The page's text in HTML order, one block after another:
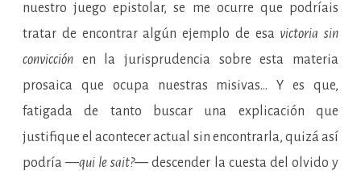
nuestro juego epistolar, se me ocurre que podríais
tratar de encontrar algún ejemplo de esa victoria sin
convicción en la jurisprudencia sobre esta materia
prosaica que ocupa nuestras misivas… Y es que,
fatigada de tanto buscar una explicación que
justifique el acontecer actual sin encontrarla, quizá así
podría —qui le sait?— descender la cuesta del olvido y